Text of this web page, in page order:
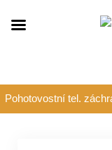
Pohotovostní tel.